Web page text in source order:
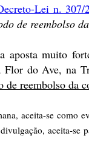
Lei n. 307/
de reembolso
muito
Flor do Ave, na
reembolso da
aceita-se como
aceita-